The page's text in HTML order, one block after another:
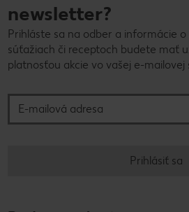
newsletter?
Prihláste sa na odber a informácie o
súťažiach či receptoch budete mať
platnosťou akcie vo vašej e-mailovej
Prihlásiť sa